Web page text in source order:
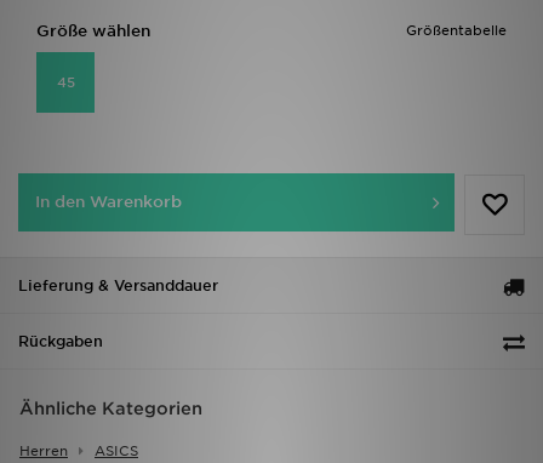
Größentabelle
Größe wählen
45
In den Warenkorb
Lieferung & Versanddauer
Rückgaben
Ähnliche Kategorien
Herren ASICS
Geschenkkarte
Filialfinder
Meine Nachrichten